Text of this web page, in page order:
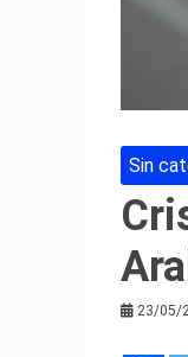
Sin
23/05/